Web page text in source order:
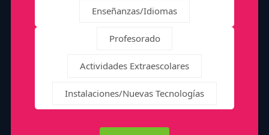
Enseñanzas/Idiomas
Profesorado
Actividades Extraescolares
Instalaciones/Nuevas Tecnologías